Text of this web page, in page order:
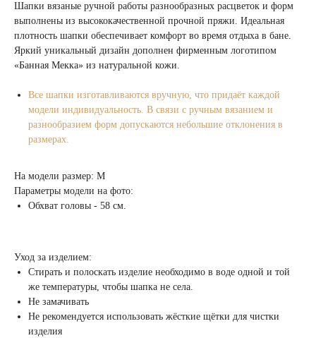
Шапки вязаные ручной работы разнообразных расцветок и форм
выполнены из высококачественной прочной пряжи. Идеальная
плотность шапки обеспечивает комфорт во время отдыха в бане.
Яркий уникальный дизайн дополнен фирменным логотипом
«Банная Мекка» из натуральной кожи.
Все шапки изготавливаются вручную, что придаёт каждой
модели индивидуальность. В связи с ручным вязанием и
разнообразием форм допускаются небольшие отклонения в
размерах.
На модели размер: M
Параметры модели на фото:
Обхват головы - 58 см.
Уход за изделием:
Стирать и полоскать изделие необходимо в воде одной и той
же температуры, чтобы шапка не села.
Не замачивать
Не рекомендуется использовать жёсткие щётки для чистки
изделия